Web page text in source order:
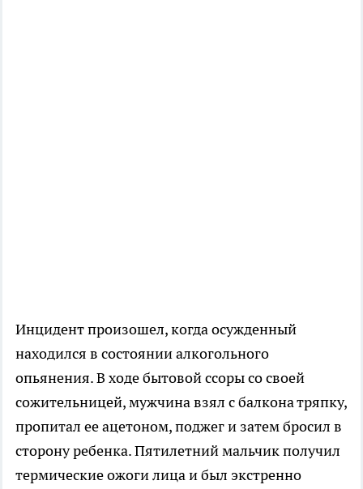
Инцидент произошел, когда осужденный
находился в состоянии алкогольного
опьянения. В ходе бытовой ссоры со своей
сожительницей, мужчина взял с балкона тряпку,
пропитал ее ацетоном, поджег и затем бросил в
сторону ребенка. Пятилетний мальчик получил
термические ожоги лица и был экстренно